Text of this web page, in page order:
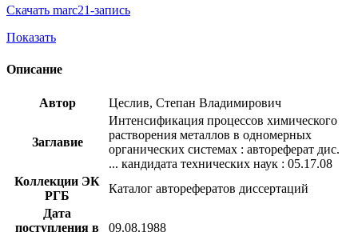
Скачать marc21-запись
Показать
Описание
Автор Цеслив, Степан Владимирович
Заглавие
Интенсификация процессов химического
растворения металлов в одномерных
органических системах : автореферат дис.
... кандидата технических наук : 05.17.08
Коллекции ЭК
РГБ
Каталог авторефератов диссертаций
Дата
поступления в
09.08.1988